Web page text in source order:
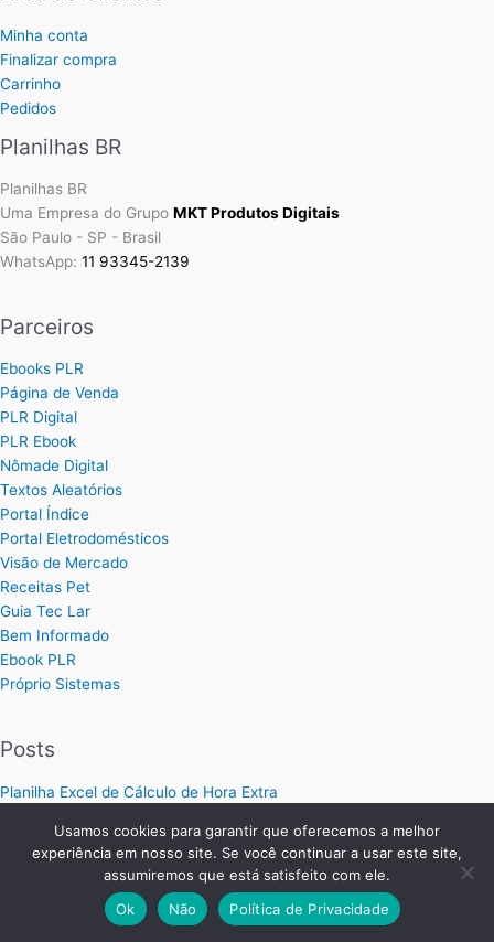
Minha conta
Finalizar compra
Carrinho
Pedidos
Planilhas BR
Planilhas BR
Uma Empresa do Grupo MKT Produtos Digitais
São Paulo - SP - Brasil
WhatsApp: 11 93345-2139
Parceiros
Ebooks PLR
Página de Venda
PLR Digital
PLR Ebook
Nômade Digital
Textos Aleatórios
Portal Índice
Portal Eletrodomésticos
Visão de Mercado
Receitas Pet
Guia Tec Lar
Bem Informado
Ebook PLR
Próprio Sistemas
Posts
Planilha Excel de Cálculo de Hora Extra
Planilha de Ordem de Serviço Completa
Planilha de Controle de Treinamentos
Planilha para Calcular Preço de Produtos no Excel
Como Organizar e Aumentar Suas Vendas
Usamos cookies para garantir que oferecemos a melhor
experiência em nosso site. Se você continuar a usar este site,
assumiremos que está satisfeito com ele.
Ok
Não Política de Privacidade